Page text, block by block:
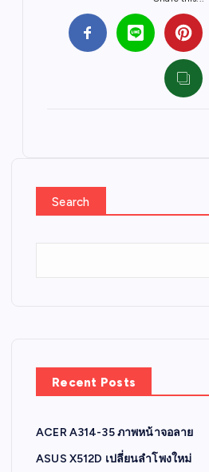
Search
Recent Posts
ACER A314-35 ภาพหน้าจอลาย
ASUS X512D เปลี่ยนลำโพงใหม่